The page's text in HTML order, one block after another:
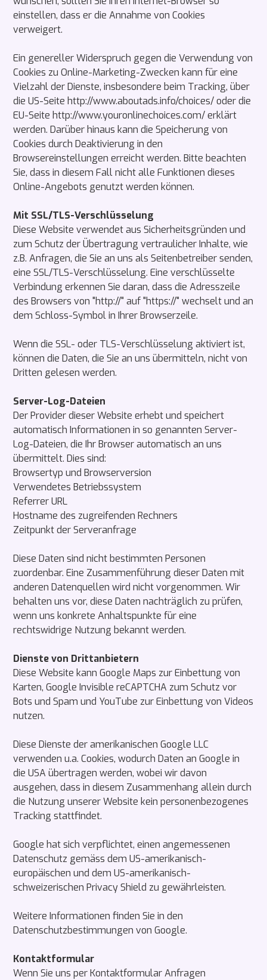
einstellen, dass er die Annahme von Cookies
verweigert.
Ein genereller Widerspruch gegen die Verwendung von
Cookies zu Online-Marketing-Zwecken kann für eine
Vielzahl der Dienste, insbesondere beim Tracking, über
die US-Seite http://www.aboutads.info/choices/ oder die
EU-Seite http://www.youronlinechoices.com/ erklärt
werden. Darüber hinaus kann die Speicherung von
Cookies durch Deaktivierung in den
Browsereinstellungen erreicht werden. Bitte beachten
Sie, dass in diesem Fall nicht alle Funktionen dieses
Online-Angebots genutzt werden können.
Mit SSL/TLS-Verschlüsselung
Diese Website verwendet aus Sicherheitsgründen und
zum Schutz der Übertragung vertraulicher Inhalte, wie
z.B. Anfragen, die Sie an uns als Seitenbetreiber senden,
eine SSL/TLS-Verschlüsselung. Eine verschlüsselte
Verbindung erkennen Sie daran, dass die Adresszeile
des Browsers von "http://" auf "https://" wechselt und an
dem Schloss-Symbol in Ihrer Browserzeile.
Wenn die SSL- oder TLS-Verschlüsselung aktiviert ist,
können die Daten, die Sie an uns übermitteln, nicht von
Dritten gelesen werden.
Server-Log-Dateien
Der Provider dieser Website erhebt und speichert
automatisch Informationen in so genannten Server-
Log-Dateien, die Ihr Browser automatisch an uns
übermittelt. Dies sind:
Browsertyp und Browserversion
Verwendetes Betriebssystem
Referrer URL
Hostname des zugreifenden Rechners
Zeitpunkt der Serveranfrage
Diese Daten sind nicht bestimmten Personen
zuordenbar. Eine Zusammenführung dieser Daten mit
anderen Datenquellen wird nicht vorgenommen. Wir
behalten uns vor, diese Daten nachträglich zu prüfen,
wenn uns konkrete Anhaltspunkte für eine
rechtswidrige Nutzung bekannt werden.
Dienste von Drittanbietern
Diese Website kann Google Maps zur Einbettung von
Karten, Google Invisible reCAPTCHA zum Schutz vor
Bots und Spam und YouTube zur Einbettung von Videos
nutzen.
Diese Dienste der amerikanischen Google LLC
verwenden u.a. Cookies, wodurch Daten an Google in
die USA übertragen werden, wobei wir davon
ausgehen, dass in diesem Zusammenhang allein durch
die Nutzung unserer Website kein personenbezogenes
Tracking stattfindet.
Google hat sich verpflichtet, einen angemessenen
Datenschutz gemäss dem US-amerikanisch-
europäischen und dem US-amerikanisch-
schweizerischen Privacy Shield zu gewährleisten.
Weitere Informationen finden Sie in den
Datenschutzbestimmungen von Google.
Kontaktformular
Wenn Sie uns per Kontaktformular Anfragen